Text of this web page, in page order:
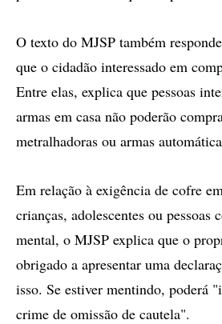
O texto do MJSP também
que o cidadão interessado em
Entre elas, explica que pessoas
armas em casa não poderão
metralhadoras ou armas
Em relação à exigência de cofre
crianças, adolescentes ou pessoas
mental, o MJSP explica que o
obrigado a apresentar uma
isso. Se estiver mentindo, poderá
crime de omissão de cautela".